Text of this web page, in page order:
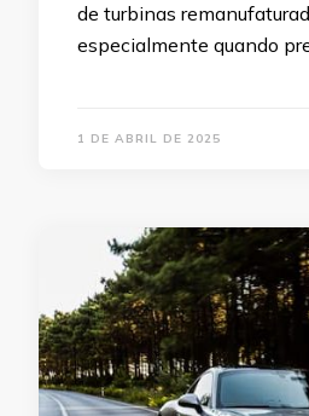
de turbinas
especialmente quando
1 DE ABRIL DE 2025